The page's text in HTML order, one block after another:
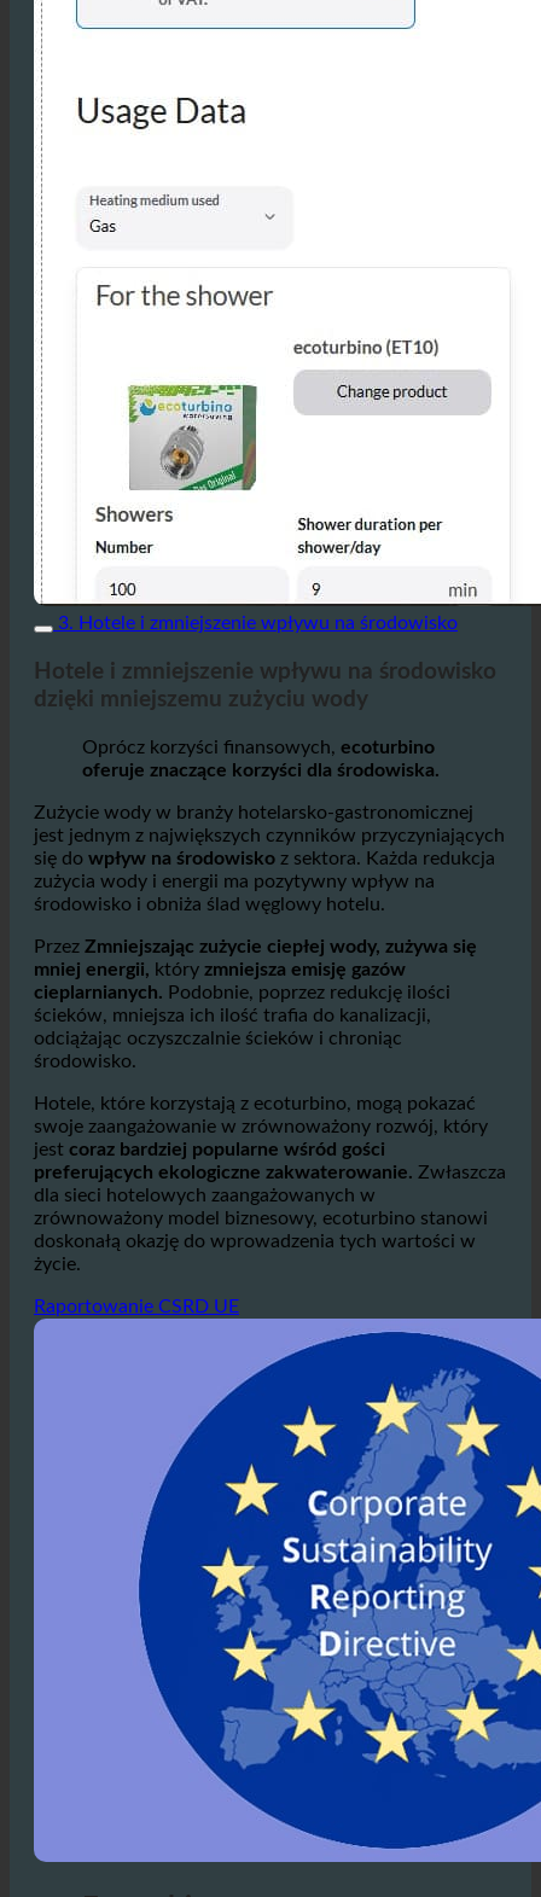
3. Hotele i zmniejszenie wpływu na środowisko
dzięki mniejszemu zużyciu wody
Oprócz korzyści finansowych,ecoturbino
oferuje znaczące korzyści dla środowiska.
Zużycie wody w branży hotelarsko-gastronomicznej
jest jednym z największych czynników przyczyniających
się do wpływ na środowiskoz sektora. Każda redukcja
zużycia wody i energii ma pozytywny wpływ na
środowisko i obniża ślad węglowy hotelu.
PrzezZmniejszając zużycie ciepłej wody, zużywa się
mniej energii,któryzmniejsza emisję gazów
cieplarnianych. Podobnie, poprzez redukcję ilości
ścieków, mniejsza ich ilość trafia do kanalizacji,
odciążając oczyszczalnie ścieków i chroniąc
środowisko.
Hotele, które korzystają z ecoturbino, mogą pokazać
swoje zaangażowanie w zrównoważony rozwój, który
jestcoraz bardziej popularne wśród gości
preferujących ekologiczne zakwaterowanie.Zwłaszcza
dla sieci hotelowych zaangażowanych w
zrównoważony model biznesowy, ecoturbino stanowi
doskonałą okazję do wprowadzenia tych wartości w
życie.